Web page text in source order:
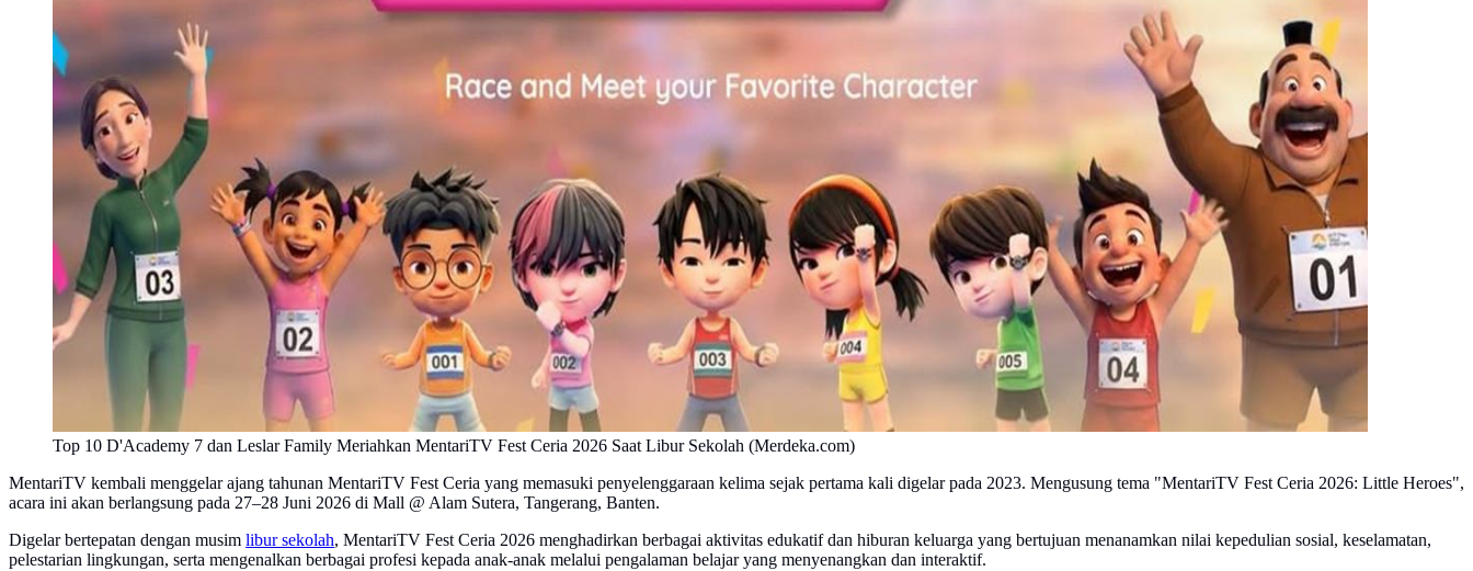
Top 10 D'Academy 7 dan Leslar Family Meriahkan MentariTV Fest Ceria 2026 Saat Libur Sekolah (Merdeka.com)
MentariTV kembali menggelar ajang tahunan MentariTV Fest Ceria yang memasuki penyelenggaraan kelima sejak pertama kali digelar pada 2023. Mengusung tema "MentariTV Fest Ceria 2026: Little Heroes",
acara ini akan berlangsung pada 27–28 Juni 2026 di Mall @ Alam Sutera, Tangerang, Banten.
Digelar bertepatan dengan musim libur sekolah, MentariTV Fest Ceria 2026 menghadirkan berbagai aktivitas edukatif dan hiburan keluarga yang bertujuan menanamkan nilai kepedulian sosial, keselamatan,
pelestarian lingkungan, serta mengenalkan berbagai profesi kepada anak-anak melalui pengalaman belajar yang menyenangkan dan interaktif.